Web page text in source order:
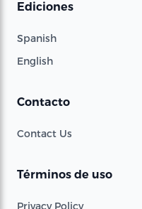
Ediciones
Spanish
English
Contacto
Contact Us
Términos de uso
Privacy Policy